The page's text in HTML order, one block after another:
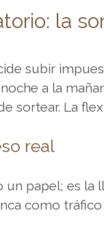
la
subir
a la
sortear. La
real
un papel; es la
como